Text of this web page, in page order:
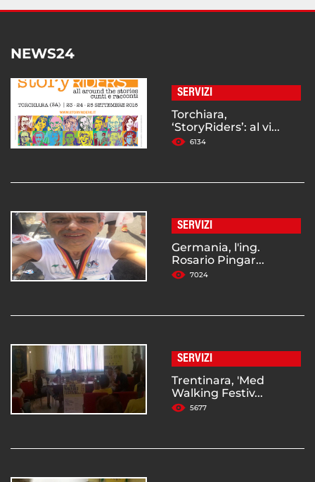
NEWS24
SERVIZI
Torchiara,
‘StoryRiders’: al vi...
6134
SERVIZI
Germania, l'ing.
Rosario Pingar...
7024
SERVIZI
Trentinara, 'Med
Walking Festiv...
5677